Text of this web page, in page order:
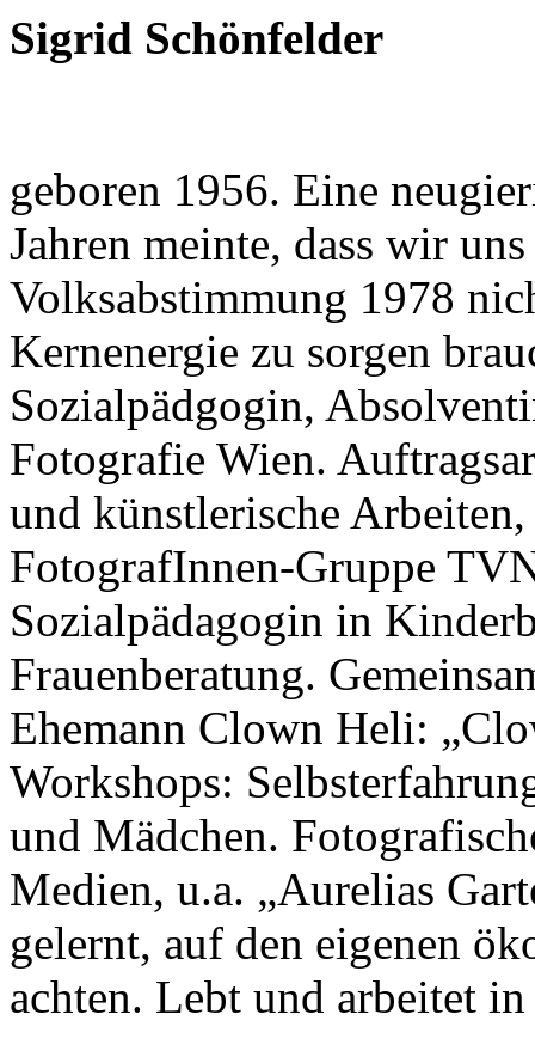
Sigrid Schönfelder
geboren 1956. Eine
Jahren meinte, dass wir
Volksabstimmung 1978
Kernenergie zu sorgen
Sozialpädgogin,
Fotografie Wien.
und künstlerische
FotografInnen-Gruppe
Sozialpädagogin in
Frauenberatung.
Ehemann Clown Heli:
Workshops:
und Mädchen.
Medien, u.a. „Aurelias
gelernt, auf den eigenen
achten. Lebt und arbeitet